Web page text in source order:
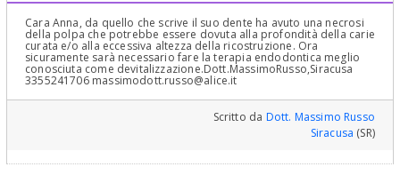
Cara Anna, da quello che scrive il suo dente ha avuto una necrosi
della polpa che potrebbe essere dovuta alla profondità della carie
curata e/o alla eccessiva altezza della ricostruzione. Ora
sicuramente sarà necessario fare la terapia endodontica meglio
conosciuta come devitalizzazione.Dott.MassimoRusso,Siracusa
3355241706 massimodott.russo@alice.it
Scritto da Dott. Massimo Russo
Siracusa (SR)